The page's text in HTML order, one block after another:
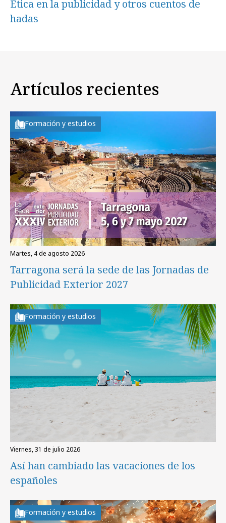
Ética en la publicidad y otros cuentos de
hadas
Artículos recientes
Formación y estudios
martes, 4 de agosto 2026
Tarragona será la sede de las Jornadas de
Publicidad Exterior 2027
Formación y estudios
viernes, 31 de julio 2026
Así han cambiado las vacaciones de los
españoles
Formación y estudios